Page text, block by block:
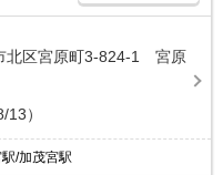
北区宮原町3-824-1 宮原
）
/加茂宮駅